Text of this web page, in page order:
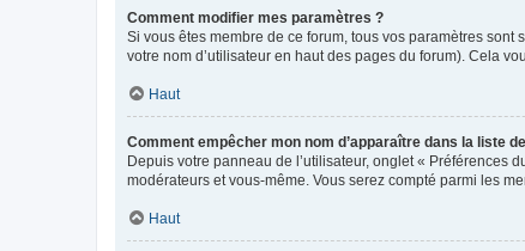
Comment modifier mes paramètres ?
Si vous êtes membre de ce forum, tous vos paramètres
votre nom d’utilisateur en haut des pages du forum). Cela
Haut
Comment empêcher mon nom d’apparaître dans la liste
Depuis votre panneau de l’utilisateur, onglet « Préférences
modérateurs et vous-même. Vous serez compté parmi les
Haut